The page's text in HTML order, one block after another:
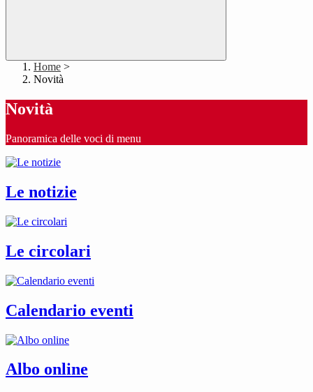
Home >
Novità
Novità
Panoramica delle voci di menu
Le notizie
Le circolari
Calendario eventi
Albo online